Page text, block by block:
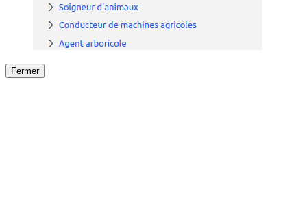
Fermer